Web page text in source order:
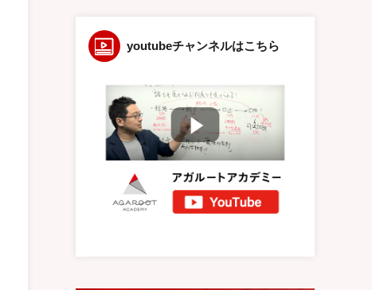
youtubeチャンネルはこちら